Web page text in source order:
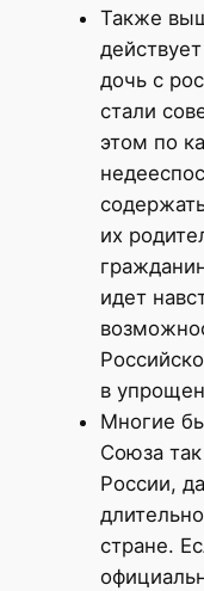
Также
дочь с
стали
этом по
их
идет
в
Многие
Союза
России,
стране.